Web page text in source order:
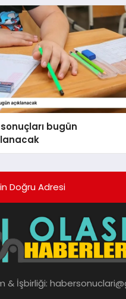
sonuçları bugün
Doğru Adresi
& İşbirliği: